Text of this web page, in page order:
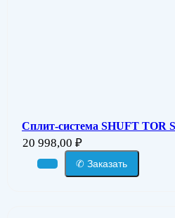
Сплит-система SHUFT TOR
20 998,00 ₽
✆ Заказать